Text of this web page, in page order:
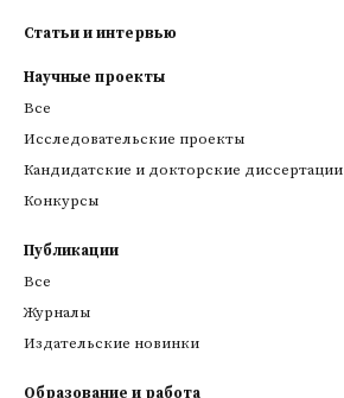
Статьи и интервью
Научные проекты
Все
Исследовательские проекты
Кандидатские и докторские диссертации
Конкурсы
Публикации
Все
Журналы
Издательские новинки
Образование и работа